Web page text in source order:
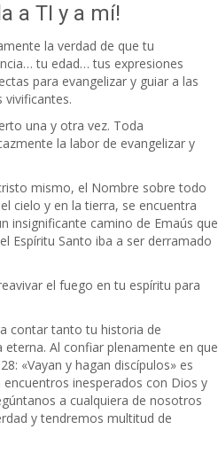
a TI y a mí!
la verdad de que tu
tu edad… tus expresiones
para evangelizar y guiar a las
vivificantes.
una y otra vez. Toda
la labor de evangelizar y
mismo, el Nombre sobre todo
cielo y en la tierra, se encuentra
insignificante camino de Emaús que
Espíritu Santo iba a ser derramado
el fuego en tu espíritu para
contar tanto tu historia de
Al confiar plenamente en que
«Vayan y hagan discípulos» es
inesperados con Dios y
a cualquiera de nosotros
y tendremos multitud de